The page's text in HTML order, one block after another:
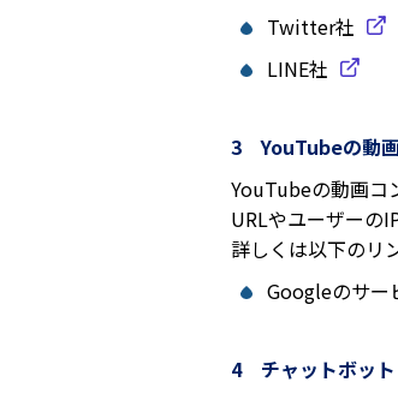
Twitter社
LINE社
3 YouTubeの動
YouTubeの動画コ
URLやユーザーの
詳しくは以下のリ
Googleのサー
4 チャットボット